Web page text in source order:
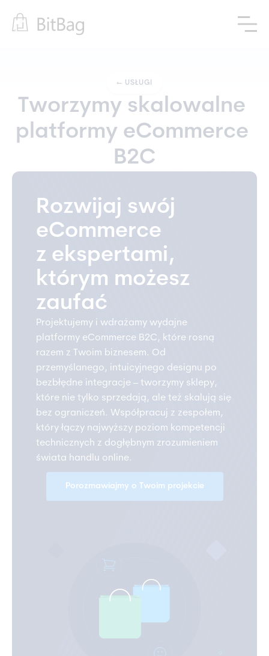
← USŁUGI
Tworzymy skalowalne
platformy eCommerce
B2C
Rozwijaj swój
eCommerce
z ekspertami,
którym możesz
zaufać
Projektujemy i wdrażamy wydajne
platformy eCommerce B2C, które rosną
razem z Twoim biznesem. Od
przemyślanego, intuicyjnego designu po
bezbłędne integracje – tworzymy sklepy,
które nie tylko sprzedają, ale też skalują się
bez ograniczeń. Współpracuj z zespołem,
który łączy najwyższy poziom kompetencji
technicznych z dogłębnym zrozumieniem
świata handlu online.
Porozmawiajmy o Twoim projekcie